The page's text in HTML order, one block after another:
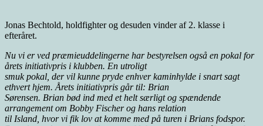
Jonas Bechtold, holdfighter og desuden vinder af 2. klasse i
efteråret.
Nu vi er ved præmieuddelingerne har bestyrelsen også en pokal for
årets initiativpris i klubben. En utroligt
smuk pokal, der vil kunne pryde enhver kaminhylde i snart sagt
ethvert hjem. Årets initiativpris går til: Brian
Sørensen. Brian bød ind med et helt særligt og spændende
arrangement om Bobby Fischer og hans relation
til Island, hvor vi fik lov at komme med på turen i Brians fodspor.